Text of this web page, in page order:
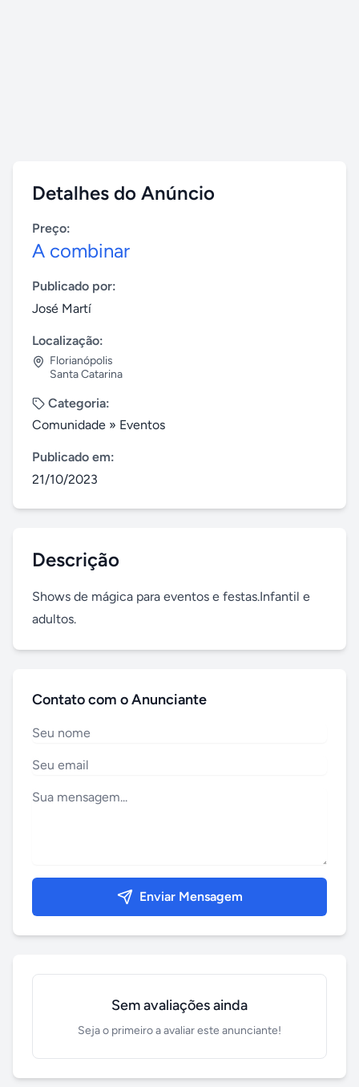
Detalhes do Anúncio
Preço:
A combinar
Publicado por:
José Martí
Localização:
Florianópolis
Santa Catarina
Categoria:
Comunidade » Eventos
Publicado em:
21/10/2023
Descrição
Shows de mágica para eventos e festas.Infantil e
adultos.
Contato com o Anunciante
Enviar Mensagem
Sem avaliações ainda
Seja o primeiro a avaliar este anunciante!